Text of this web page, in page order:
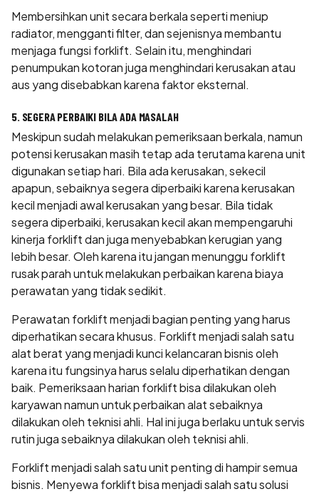
Membersihkan unit secara berkala seperti meniup
radiator, mengganti filter, dan sejenisnya membantu
menjaga fungsi forklift. Selain itu, menghindari
penumpukan kotoran juga menghindari kerusakan atau
aus yang disebabkan karena faktor eksternal.
5. SEGERA PERBAIKI BILA ADA MASALAH
Meskipun sudah melakukan pemeriksaan berkala, namun
potensi kerusakan masih tetap ada terutama karena unit
digunakan setiap hari. Bila ada kerusakan, sekecil
apapun, sebaiknya segera diperbaiki karena kerusakan
kecil menjadi awal kerusakan yang besar. Bila tidak
segera diperbaiki, kerusakan kecil akan mempengaruhi
kinerja forklift dan juga menyebabkan kerugian yang
lebih besar. Oleh karena itu jangan menunggu forklift
rusak parah untuk melakukan perbaikan karena biaya
perawatan yang tidak sedikit.
Perawatan forklift menjadi bagian penting yang harus
diperhatikan secara khusus. Forklift menjadi salah satu
alat berat yang menjadi kunci kelancaran bisnis oleh
karena itu fungsinya harus selalu diperhatikan dengan
baik. Pemeriksaan harian forklift bisa dilakukan oleh
karyawan namun untuk perbaikan alat sebaiknya
dilakukan oleh teknisi ahli. Hal ini juga berlaku untuk servis
rutin juga sebaiknya dilakukan oleh teknisi ahli.
Forklift menjadi salah satu unit penting di hampir semua
bisnis. Menyewa forklift bisa menjadi salah satu solusi